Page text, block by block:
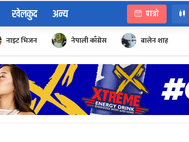
खेलकुद अन्य पात्रो
नाइट भिजन नेपाली काँग्रेस बालेन शाह